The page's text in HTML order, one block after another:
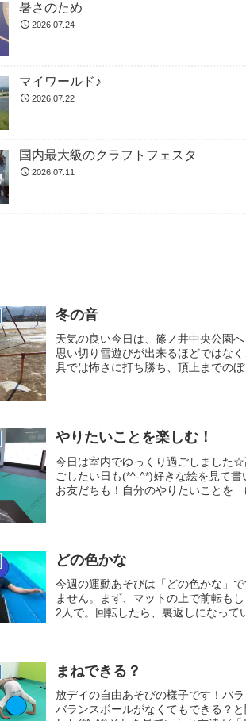
暑さのため
2026.07.24
マイワールド♪
2026.07.22
国内最大級のクラフトフェスタ
2026.07.11
冬の音
天気の良い今日は、篠ノ井中央公園
思い切り雪遊びが出来るほどではな
具では怖さに打ち勝ち、頂上までの
やりたいことを楽しむ！
今日は室内でゆっくり過ごしました
ごしたい日も(*^-^*)好きな絵を見て
お友だちも！自分のやりたいことを
どの色かな
今週の運動あそびは「どの色かな」
ません。まず、マットの上で前転も
2人で。回転したら、裏返しになって
まねできる？
放デイの自由あそびの様子です！バ
バランスボールがなくてもできる？